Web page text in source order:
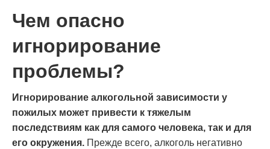
Чем опасно
игнорирование
проблемы?
Игнорирование алкогольной зависимости у
пожилых может привести к тяжелым
последствиям как для самого человека, так и для
его окружения. Прежде всего, алкоголь негативно